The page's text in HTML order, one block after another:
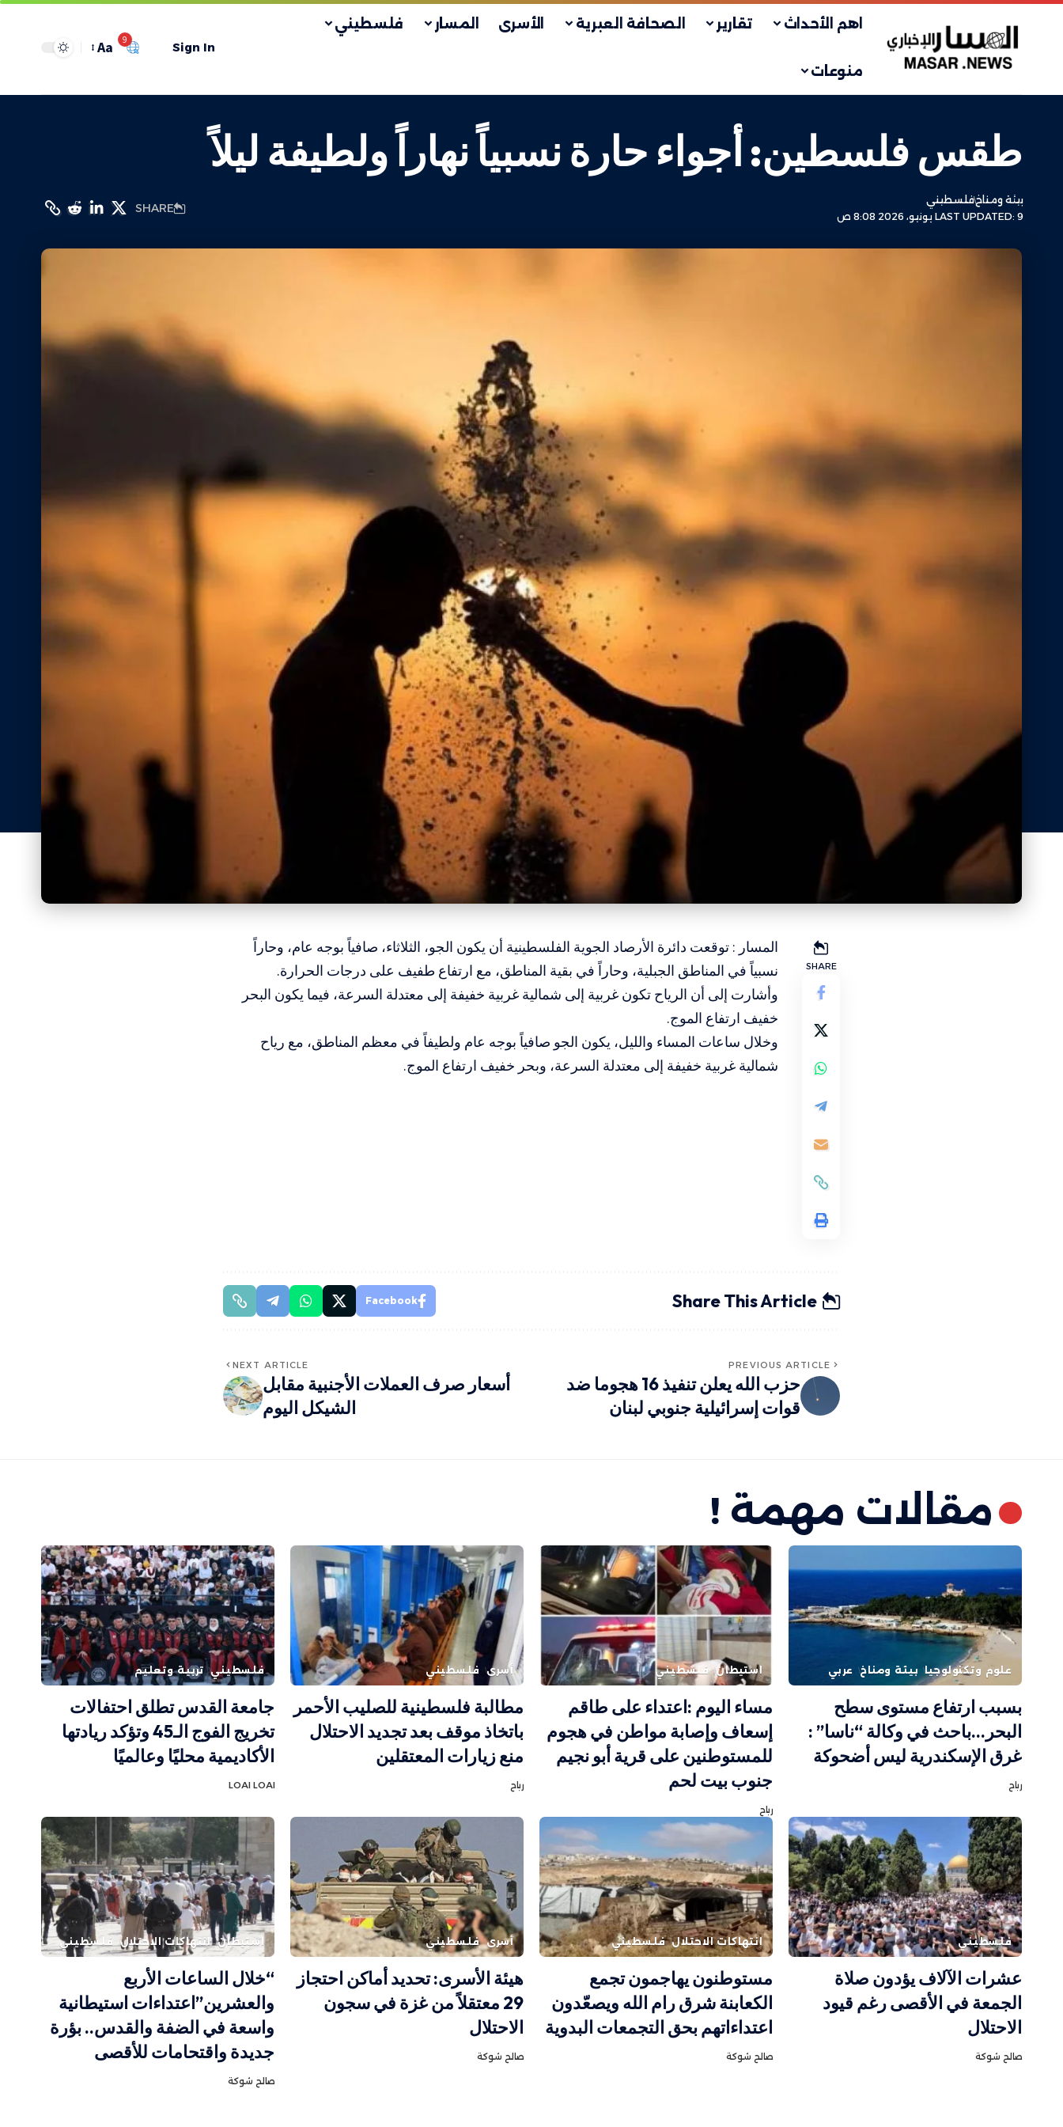
اهم الأحداث تقارير الصحافة العبرية الأسرى المسار فلسطيني
منوعات
Sign In
9
Aa
طقس فلسطين: أجواء حارة نسبياً نهاراً ولطيفة ليلاً
LAST UPDATED: 9 يونيو، 2026 8:08 ص
بيئة ومناخفلسطيني
SHARE
SHARE
المسار : توقعت دائرة الأرصاد الجوية الفلسطينية أن يكون الجو، الثلاثاء، صافياً بوجه عام، وحاراً
نسبياً في المناطق الجبلية، وحاراً في بقية المناطق، مع ارتفاع طفيف على درجات الحرارة.
وأشارت إلى أن الرياح تكون غربية إلى شمالية غربية خفيفة إلى معتدلة السرعة، فيما يكون البحر
خفيف ارتفاع الموج.
وخلال ساعات المساء والليل، يكون الجو صافياً بوجه عام ولطيفاً في معظم المناطق، مع رياح
شمالية غربية خفيفة إلى معتدلة السرعة، وبحر خفيف ارتفاع الموج.
Share This Article
Facebook
PREVIOUS ARTICLE
حزب الله يعلن تنفيذ 16 هجوما ضد
قوات إسرائيلية جنوبي لبنان
NEXT ARTICLE
أسعار صرف العملات الأجنبية مقابل
الشيكل اليوم
مقالات مهمة !
علوم وتكنولوجيا بيئة ومناخ عربي
بسبب ارتفاع مستوى سطح
البحر…باحث في وكالة “ناسا” :
غرق الإسكندرية ليس أضحوكة
رباح
استيطان فلسطيني
مساء اليوم :اعتداء على طاقم
إسعاف وإصابة مواطن في هجوم
للمستوطنين على قرية أبو نجيم
جنوب بيت لحم
رباح
أسرى فلسطيني
مطالبة فلسطينية للصليب الأحمر
باتخاذ موقف بعد تجديد الاحتلال
منع زيارات المعتقلين
رباح
فلسطيني تربية وتعليم
جامعة القدس تطلق احتفالات
تخريج الفوج الـ45 وتؤكد ريادتها
الأكاديمية محليًا وعالميًا
LOAI LOAI
فلسطيني
عشرات الآلاف يؤدون صلاة
الجمعة في الأقصى رغم قيود
الاحتلال
صالح شوكة
انتهاكات الاحتلال فلسطيني
مستوطنون يهاجمون تجمع
الكعابنة شرق رام الله ويصعّدون
اعتداءاتهم بحق التجمعات البدوية
صالح شوكة
أسرى فلسطيني
هيئة الأسرى: تحديد أماكن احتجاز
29 معتقلاً من غزة في سجون
الاحتلال
صالح شوكة
استيطان انتهاكات الاحتلال فلسطيني
“خلال الساعات الأربع
والعشرين”اعتداءات استيطانية
واسعة في الضفة والقدس.. بؤرة
جديدة واقتحامات للأقصى
صالح شوكة